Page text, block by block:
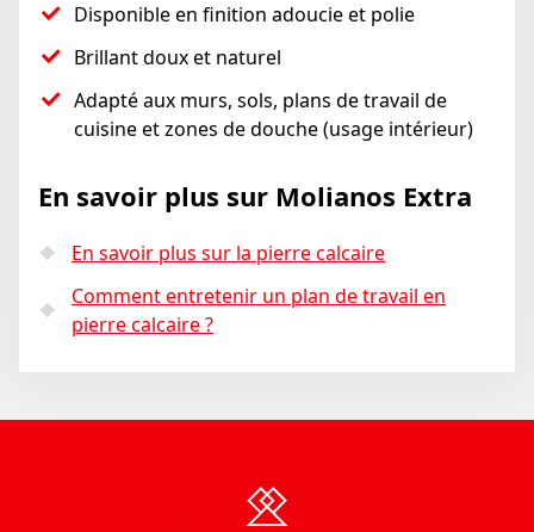
Disponible en finition adoucie et polie
Brillant doux et naturel
Adapté aux murs, sols, plans de travail de
cuisine et zones de douche (usage intérieur)
En savoir plus sur Molianos Extra
En savoir plus sur la pierre calcaire
Comment entretenir un plan de travail en
pierre calcaire ?